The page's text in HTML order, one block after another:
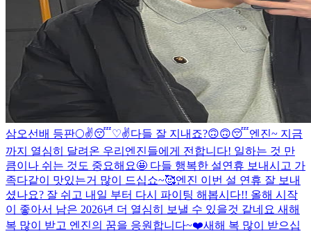
삼오선배 등판🌕✌️😴♡✌️다들 잘 지내죠?🙃🙃😴엔진~ 지금
까지 열심히 달려온 우리엔진들에게 전합니다! 일하는 것 만
큼이나 쉬는 것도 중요해요🤩 다들 행복한 설연휴 보내시고 가
족다같이 맛있는거 많이 드십쇼~🥰엔진 이번 설 연휴 잘 보내
셨나요? 잘 쉬고 내일 부터 다시 파이팅 해봅시다!! 올해 시작
이 좋아서 남은 2026년 더 열심히 보낼 수 있을것 같네요 새해
복 많이 받고 엔진의 꿈을 응원합니다~❤️새해 복 많이 받으십